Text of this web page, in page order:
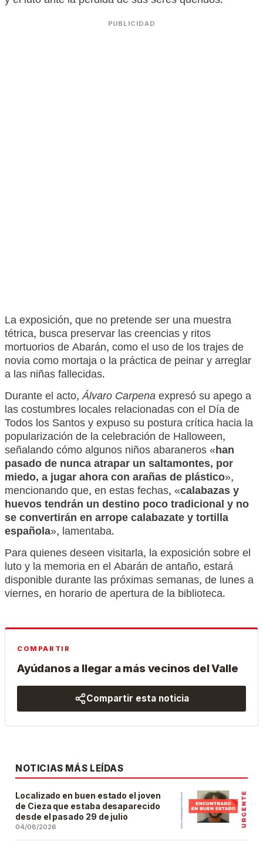
PUBLICIDAD
La exposición, que no pretende ser una muestra
tétrica, busca preservar las creencias y ritos
mortuorios de Abarán, como el uso de los trajes de
novia como mortaja o la práctica de peinar y arreglar
a las niñas fallecidas.
Durante el acto,Álvaro Carpenaexpresó su apego a
las costumbres locales relacionadas con el Día de
Todos los Santos y expuso su postura crítica hacia la
popularización de la celebración de Halloween,
señalando cómo algunos niños abaraneros «han
pasado de nunca atrapar un saltamontes, por
miedo, a jugar ahora con arañas de plástico»,
mencionando que, en estas fechas, «calabazas y
huevos tendrán un destino poco tradicional y no
se convertirán en arrope calabazate y tortilla
española», lamentaba.
Para quienes deseen visitarla, la exposición sobre el
luto y la memoria en el Abarán de antaño, estará
disponible durante las próximas semanas, de lunes a
viernes, en horario de apertura de la biblioteca.
COMPARTIR
Ayúdanos a llegar a más vecinos del Valle
Compartir esta noticia
NOTICIAS MÁS LEÍDAS
Localizado en buen estado el joven
de Cieza que estaba desaparecido
desde el pasado 29 de julio
04/08/2026